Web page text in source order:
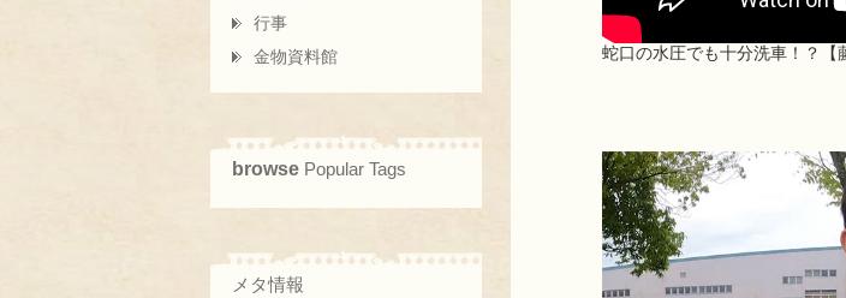
蛇口の水圧でも十分洗車！？【
行事
金物資料館
browse Popular Tags
メタ情報